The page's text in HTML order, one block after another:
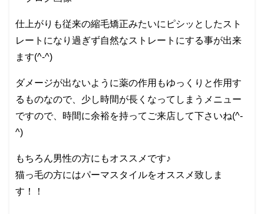
仕上がりも従来の縮毛矯正みたいにピシッとしたスト
レートになり過ぎず自然なストレートにする事が出来
ます(^-^)
ダメージが出ないように薬の作用もゆっくりと作用す
るものなので、少し時間が長くなってしまうメニュー
ですので、時間に余裕を持ってご来店して下さいね(^-
^)
もちろん男性の方にもオススメです♪
猫っ毛の方にはパーマスタイルをオススメ致しま
す！！